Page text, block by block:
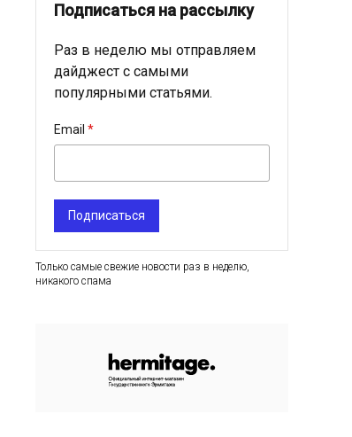
Подписаться на рассылку
Раз в неделю мы отправляем
дайджест с самыми
популярными статьями.
Email
Подписаться
Только самые свежие новости раз в неделю,
никакого спама